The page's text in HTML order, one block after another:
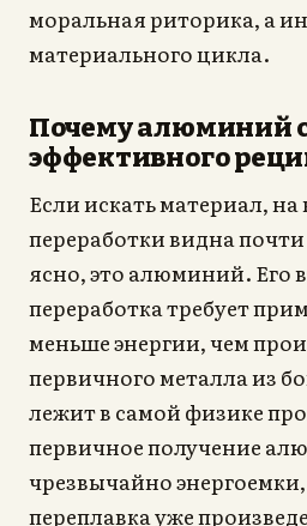
моральная риторика, а
материального цикла.
Почему алюминий
эффективного
Если искать материал,
переработки видна
ясно, это алюминий. Его
переработка требует
меньше энергии, чем
первичного металла из
лежит в самой физике
первичное получение
чрезвычайно энергоемки,
переплавка уже